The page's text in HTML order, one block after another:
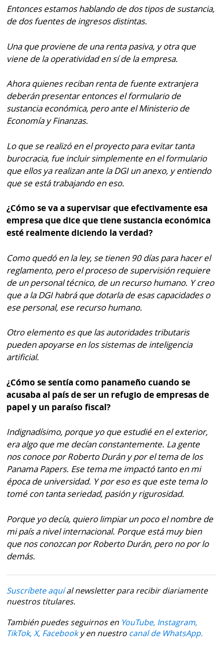
Entonces estamos hablando de dos tipos de sustancia,
de dos fuentes de ingresos distintas.
Una que proviene de una renta pasiva, y otra que
viene de la operatividad en sí de la empresa.
Ahora quienes reciban renta de fuente extranjera
deberán presentar entonces el formulario de
sustancia económica, pero ante el Ministerio de
Economía y Finanzas.
Lo que se realizó en el proyecto para evitar tanta
burocracia, fue incluir simplemente en el formulario
que ellos ya realizan ante la DGI un anexo, y entiendo
que se está trabajando en eso.
¿Cómo se va a supervisar que efectivamente esa
empresa que dice que tiene sustancia económica
esté realmente diciendo la verdad?
Como quedó en la ley, se tienen 90 días para hacer el
reglamento, pero el proceso de supervisión requiere
de un personal técnico, de un recurso humano. Y creo
que a la DGI habrá que dotarla de esas capacidades o
ese personal, ese recurso humano.
Otro elemento es que las autoridades tributaris
pueden apoyarse en los sistemas de inteligencia
artificial.
¿Cómo se sentía como panameño cuando se
acusaba al país de ser un refugio de empresas de
papel y un paraíso fiscal?
Indignadísimo, porque yo que estudié en el exterior,
era algo que me decían constantemente. La gente
nos conoce por Roberto Durán y por el tema de los
Panama Papers. Ese tema me impactó tanto en mi
época de universidad. Y por eso es que este tema lo
tomé con tanta seriedad, pasión y rigurosidad.
Porque yo decía, quiero limpiar un poco el nombre de
mi país a nivel internacional. Porque está muy bien
que nos conozcan por Roberto Durán, pero no por lo
demás.
Suscríbete aquíal newsletter para recibir diariamente
nuestros titulares.
También puedes seguirnos en YouTube, Instagram,
TikTok, X, Facebooky en nuestro canal de WhatsApp.